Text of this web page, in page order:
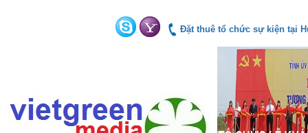
Đặt thuê tổ chức sự kiện tại